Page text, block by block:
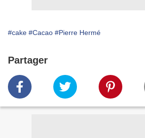
#cake #Cacao #Pierre Hermé
Partager